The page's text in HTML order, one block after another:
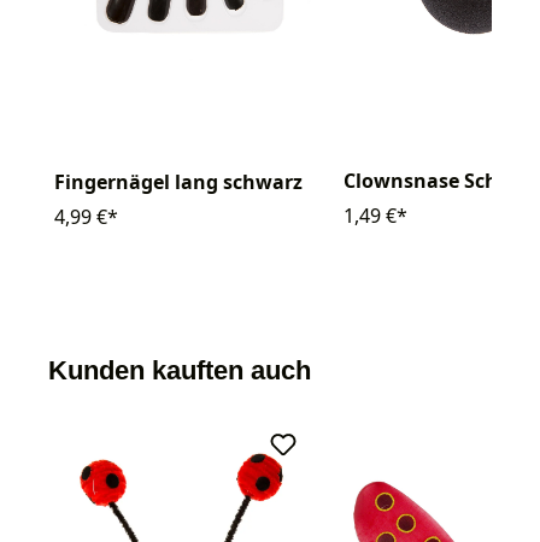
Fingernägel lang schwarz
4,99 €*
Clownsnase
1,49 €*
Kunden kauften auch